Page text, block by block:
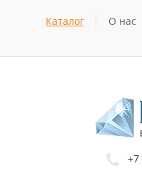
Каталог О нас
+7